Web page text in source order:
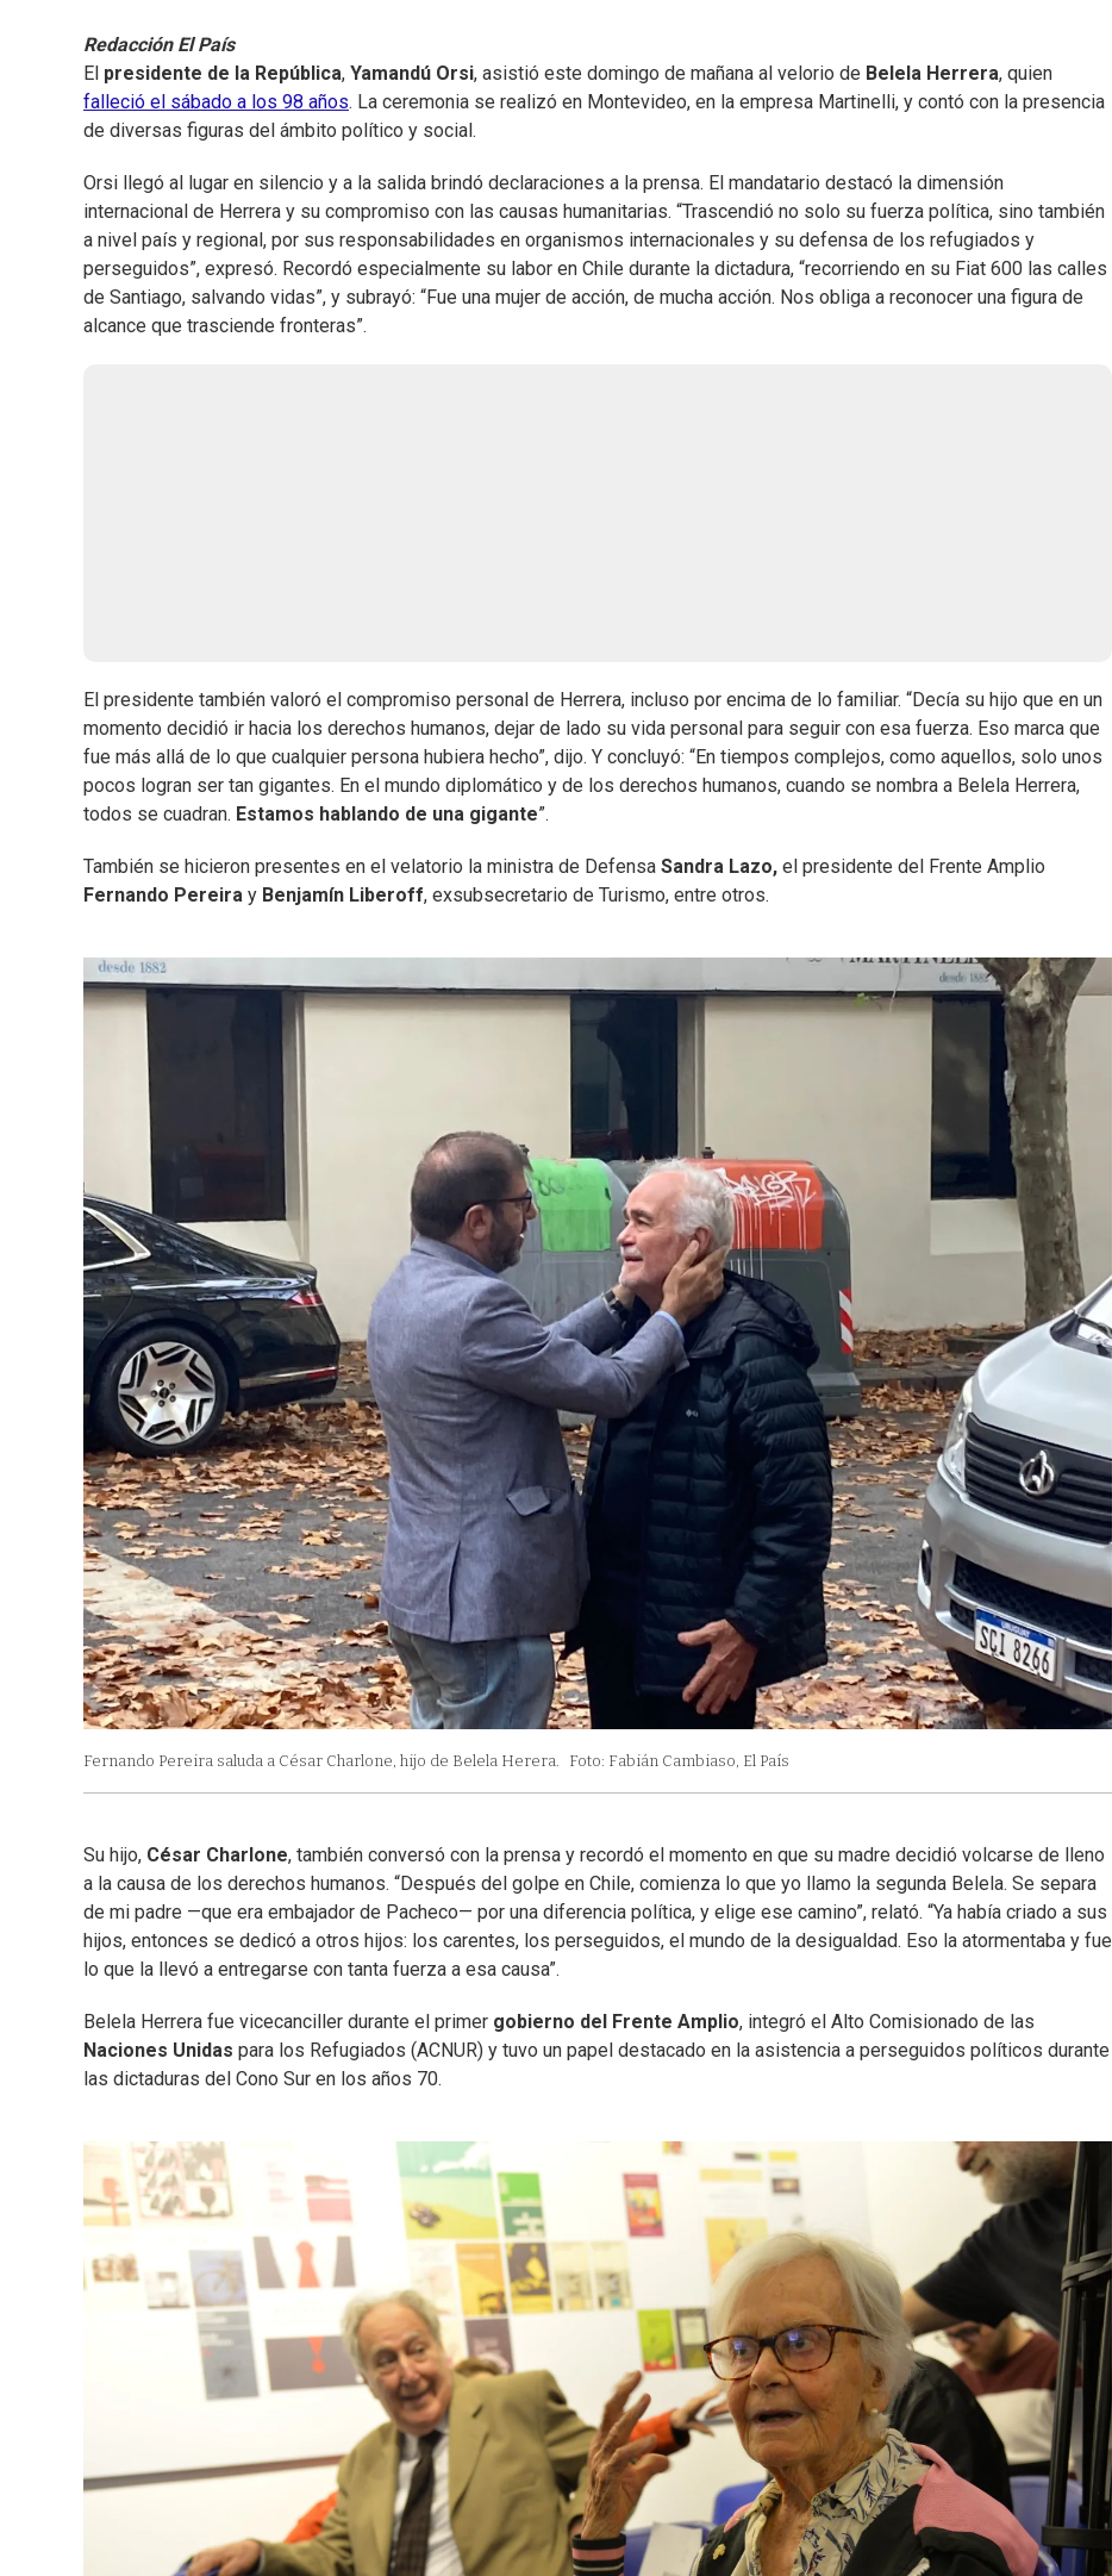
Redacción El País
El presidente de la República, Yamandú Orsi, asistió este domingo de mañana al velorio de Belela Herrera, quien
falleció el sábado a los 98 años. La ceremonia se realizó en Montevideo, en la empresa Martinelli, y contó con la presencia
de diversas figuras del ámbito político y social.
Orsi llegó al lugar en silencio y a la salida brindó declaraciones a la prensa. El mandatario destacó la dimensión
internacional de Herrera y su compromiso con las causas humanitarias. “Trascendió no solo su fuerza política, sino también
a nivel país y regional, por sus responsabilidades en organismos internacionales y su defensa de los refugiados y
perseguidos”, expresó. Recordó especialmente su labor en Chile durante la dictadura, “recorriendo en su Fiat 600 las calles
de Santiago, salvando vidas”, y subrayó: “Fue una mujer de acción, de mucha acción. Nos obliga a reconocer una figura de
alcance que trasciende fronteras”.
El presidente también valoró el compromiso personal de Herrera, incluso por encima de lo familiar. “Decía su hijo que en un
momento decidió ir hacia los derechos humanos, dejar de lado su vida personal para seguir con esa fuerza. Eso marca que
fue más allá de lo que cualquier persona hubiera hecho”, dijo. Y concluyó: “En tiempos complejos, como aquellos, solo unos
pocos logran ser tan gigantes. En el mundo diplomático y de los derechos humanos, cuando se nombra a Belela Herrera,
todos se cuadran. Estamos hablando de una gigante”.
También se hicieron presentes en el velatorio la ministra de Defensa Sandra Lazo, el presidente del Frente Amplio
Fernando Pereira y Benjamín Liberoff, exsubsecretario de Turismo, entre otros.
Fernando Pereira saluda a César Charlone, hijo de Belela Herera. Foto: Fabián Cambiaso, El País
Su hijo, César Charlone, también conversó con la prensa y recordó el momento en que su madre decidió volcarse de lleno
a la causa de los derechos humanos. “Después del golpe en Chile, comienza lo que yo llamo la segunda Belela. Se separa
de mi padre —que era embajador de Pacheco— por una diferencia política, y elige ese camino”, relató. “Ya había criado a sus
hijos, entonces se dedicó a otros hijos: los carentes, los perseguidos, el mundo de la desigualdad. Eso la atormentaba y fue
lo que la llevó a entregarse con tanta fuerza a esa causa”.
Belela Herrera fue vicecanciller durante el primer gobierno del Frente Amplio, integró el Alto Comisionado de las
Naciones Unidas para los Refugiados (ACNUR) y tuvo un papel destacado en la asistencia a perseguidos políticos durante
las dictaduras del Cono Sur en los años 70.